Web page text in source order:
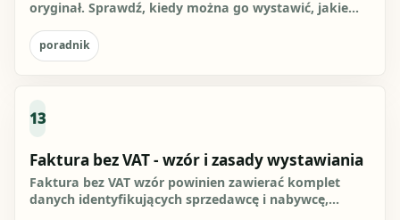
oryginał. Sprawdź, kiedy można go wystawić, jakie
poradnik
13
Faktura bez VAT - wzór i zasady wystawiania
Faktura bez VAT wzór powinien zawierać komplet
danych identyfikujących sprzedawcę i nabywcę,